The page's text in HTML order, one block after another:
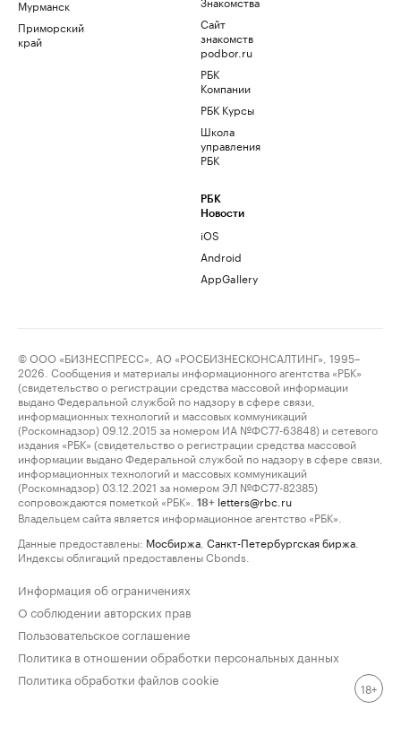
Мурманск
Приморский
край
Сайт
знакомств
podbor.ru
РБК
Компании
РБК Курсы
Школа
управления
РБК
РБК
Новости
iOS
Android
AppGallery
© ООО «БИЗНЕСПРЕСС», АО «РОСБИЗНЕСКОНСАЛТИНГ», 1995–
2026. Сообщения и материалы информационного агентства «РБК»
(свидетельство о регистрации средства массовой информации
выдано Федеральной службой по надзору в сфере связи,
информационных технологий и массовых коммуникаций
(Роскомнадзор) 09.12.2015 за номером ИА №ФС77-63848) и сетевого
издания «РБК» (свидетельство о регистрации средства массовой
информации выдано Федеральной службой по надзору в сфере связи,
информационных технологий и массовых коммуникаций
(Роскомнадзор) 03.12.2021 за номером ЭЛ №ФС77-82385)
сопровождаются пометкой «РБК».
18+ letters@rbc.ru
Владельцем сайта является информационное агентство «РБК».
Данные предоставлены: Мосбиржа Санкт-Петербургская биржа
Индексы облигаций предоставлены Cbonds.
Информация об ограничениях
О соблюдении авторских прав
Пользовательское соглашение
Политика в отношении обработки персональных данных
Политика обработки файлов cookie
18+